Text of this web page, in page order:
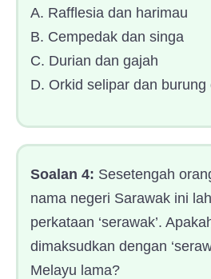
A. Rafflesia dan harimau
B. Cempedak dan singa
C. Durian dan gajah
D. Orkid selipar dan burung
Soalan 4: Sesetengah
nama negeri Sarawak ini
perkataan ‘serawak’.
dimaksudkan dengan
Melayu lama?